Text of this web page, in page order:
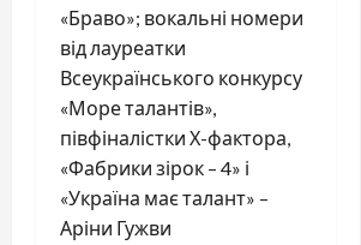
«Браво»; вокальні номери
від лауреатки
Всеукраїнського конкурсу
«Море талантів»,
півфіналістки Х-фактора,
«Фабрики зірок – 4» і
«Україна має талант» –
Аріни Гужви